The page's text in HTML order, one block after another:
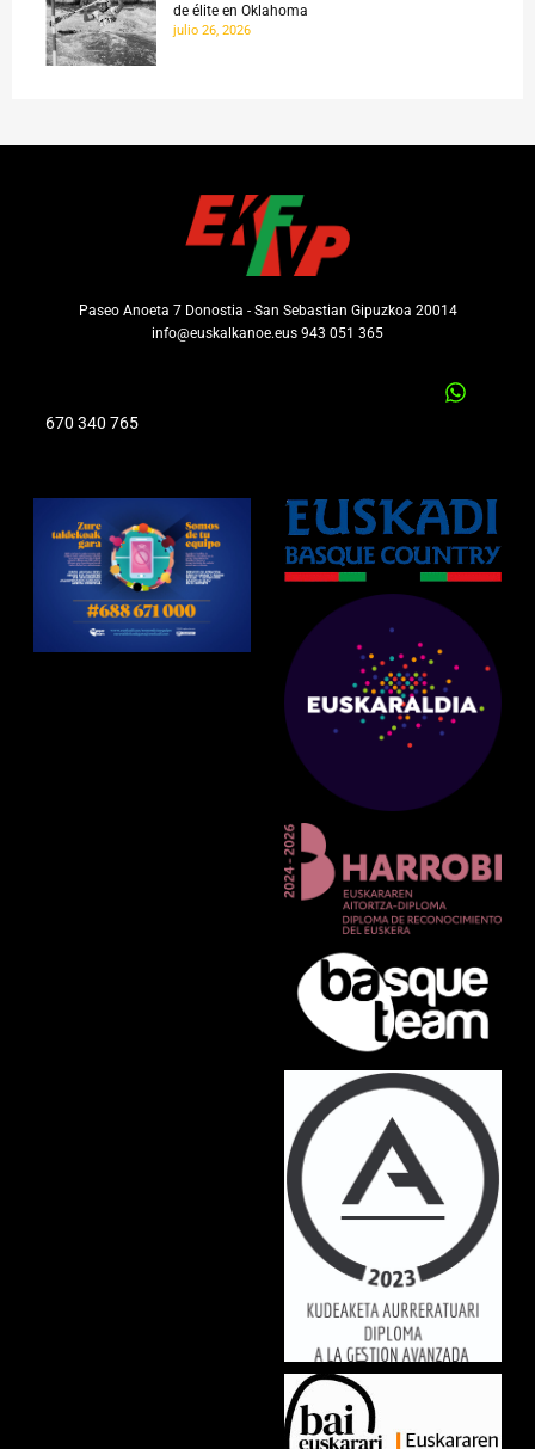
de élite en Oklahoma
julio 26, 2026
Paseo Anoeta 7 Donostia - San Sebastian Gipuzkoa 20014
info@euskalkanoe.eus 943 051 365
670 340 765